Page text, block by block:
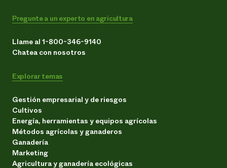
Pregunte a un experto en agricultura
Llame al 1-800-346-9140
Chatea con nosotros
Explorar temas
Gestión empresarial y de riesgos
Cultivos
Energía, herramientas y equipos agrícolas
Métodos agrícolas y ganaderos
Ganadería
Marketing
Agricultura y ganadería ecológicas